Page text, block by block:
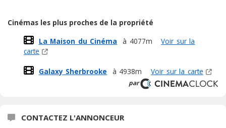
Cinémas les plus proches de la propriété
La Maison du Cinéma
à 4077m
Voir sur la
carte
Galaxy Sherbrooke à 4938m Voir sur la carte
par
CONTACTEZ L'ANNONCEUR